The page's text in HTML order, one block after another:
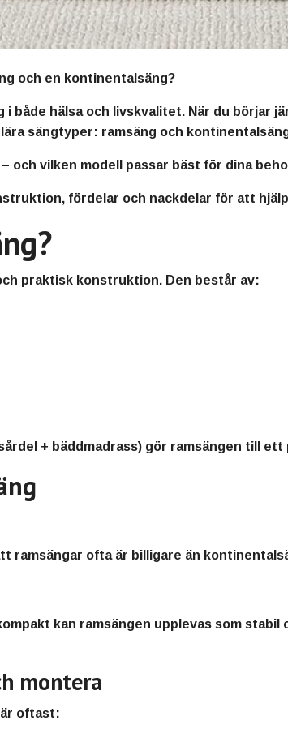
och en kontinentalsäng?
både hälsa och livskvalitet. När du börjar
sängtyper: ramsäng och
och vilken modell passar bäst för dina
fördelar och nackdelar för att
praktisk konstruktion. Den består av:
+ bäddmadrass) gör ramsängen till
ramsängar ofta är billigare än
kan ramsängen upplevas som stabil
montera
oftast: